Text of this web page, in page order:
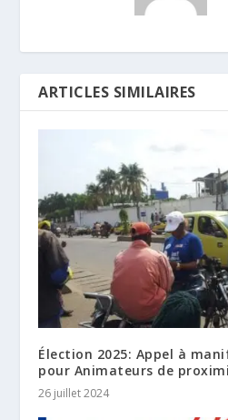
ARTICLES SIMILAIRES
Élection 2025: Appel à
pour Animateurs de
26 juillet 2024